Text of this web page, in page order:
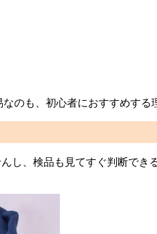
のも、初心者におすすめする
し、検品も見てすぐ判断で